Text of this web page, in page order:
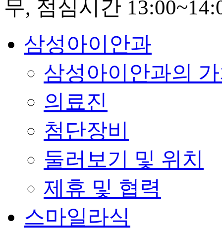
삼성아이안과
삼성아이안과의
의료진
첨단장비
둘러보기 및 위치
제휴 및 협력
스마일라식